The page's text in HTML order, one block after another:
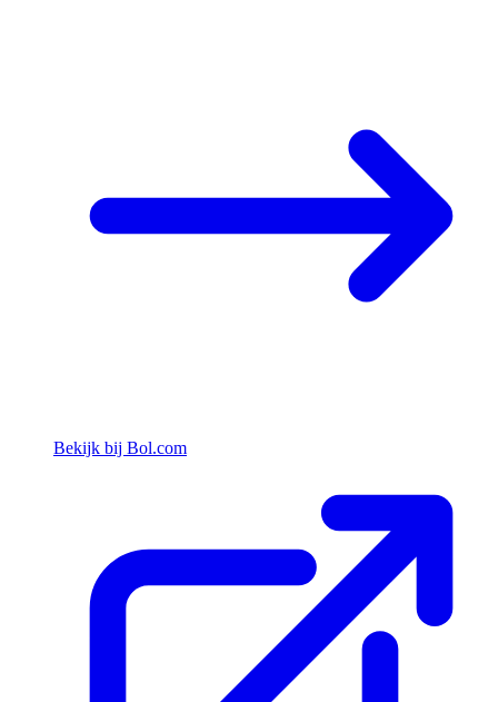
Bekijk bij Bol.com